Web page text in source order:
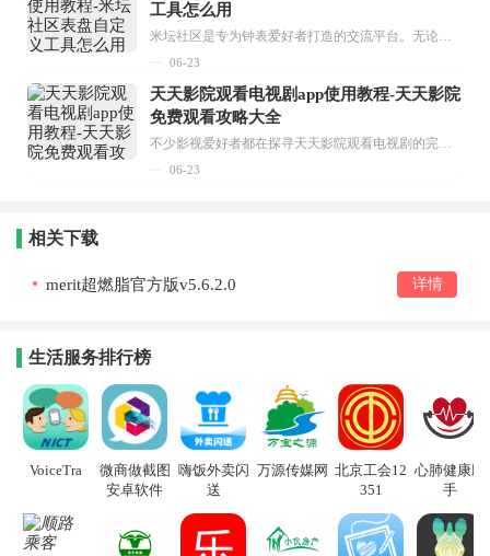
工具怎么用
米坛社区是专为钟表爱好者打造的交流平台。无论你是初涉钟表领域的普通爱好者，还是拥有多年收藏经验的资深玩家，都能在此找到属于自己的天地。 无需注册，就能轻松参与其中。通过专业的讨论论坛与丰富的交互功能，你可与世界各地的钟表爱好者畅快交流。若你钟情于钟表，米坛社区无疑是值得一试的理想之选。在这里，你能获取最新的手表资讯，交流见解，提升鉴赏品味，让每一块手表都成为收藏故事中重要的一部分。感兴趣的朋友，不要错过下载机会。...
06-23
天天影院观看电视剧app使用教程-天天影院
免费观看攻略大全
不少影视爱好者都在探寻天天影院观看电视剧的完整方法，结合最新平台使用规则，本篇新手入门攻略全面讲解观看渠道、检索流程、播放设置以及画面模式调整等实用内容。全文适配手机、电脑等主流设备，步骤简洁易懂，无论是初次使用的新手，还是想要优化观影体验的用户，都能参照内容快速上手，熟练掌握平台各项操作技巧，轻松畅享影视内容。...
06-23
相关下载
merit超燃脂官方版v5.6.2.0 详情
生活服务排行榜
VoiceTra
微商做截图
安卓软件
嗨饭外卖闪
送
万源传媒网 北京工会12
351
心肺健康助
手